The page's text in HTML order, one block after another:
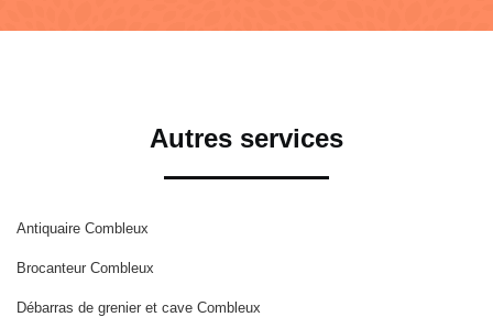
Autres services
Antiquaire Combleux
Brocanteur Combleux
Débarras de grenier et cave Combleux